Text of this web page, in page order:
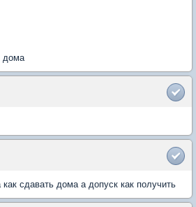
дома
сдавать дома а допуск как получить